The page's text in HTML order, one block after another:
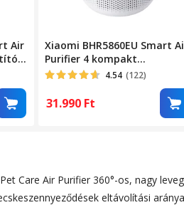
Air
Xiaomi BHR5860EU Smart
Purifier 4 kompakt
légtisztító
4.54 (122)
31.990 Ft
Care Air Purifier 360°-os, nagy
eltávolítási